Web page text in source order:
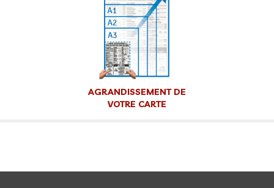
AGRANDISSEMENT DE
VOTRE CARTE